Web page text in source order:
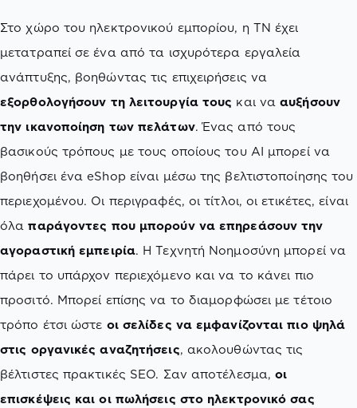
Στο χώρο του ηλεκτρονικού εμπορίου, η ΤΝ έχει
μετατραπεί σε ένα από τα ισχυρότερα εργαλεία
ανάπτυξης, βοηθώντας τις επιχειρήσεις να
εξορθολογήσουν τη λειτουργία τους και νααυξήσουν
την ικανοποίηση των πελάτων. Ένας από τους
βασικούς τρόπους με τους οποίους του AI μπορεί να
βοηθήσει ένα eShop είναι μέσω της βελτιστοποίησης του
περιεχομένου. Οι περιγραφές, οι τίτλοι, οι ετικέτες, είναι
όλαπαράγοντες που μπορούν να επηρεάσουν την
αγοραστική εμπειρία. Η Τεχνητή Νοημοσύνη μπορεί να
πάρει το υπάρχον περιεχόμενο και να το κάνει πιο
προσιτό. Μπορεί επίσης να το διαμορφώσει με τέτοιο
τρόπο έτσι ώστε οι σελίδες να εμφανίζονται πιο ψηλά
στις οργανικές αναζητήσεις, ακολουθώντας τις
βέλτιστες πρακτικές SEO. Σαν αποτέλεσμα,οι
επισκέψεις και οι πωλήσεις στο ηλεκτρονικό σας